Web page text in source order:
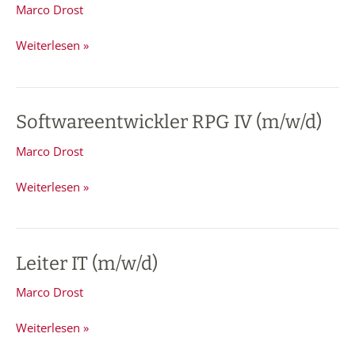
Marco Drost
i
Weiterlesen »
Softwareentwickler RPG IV (m/w/d)
Marco Drost
Softwareentwickler
IV
Weiterlesen »
Leiter IT (m/w/d)
Marco Drost
Leiter
(m/w/d)
Weiterlesen »